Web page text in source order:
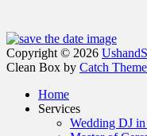
Facebook
Email
Instagram
Phone
Copyright © 2026
Clean Box by Catch
Home
Services
Wedding DJ